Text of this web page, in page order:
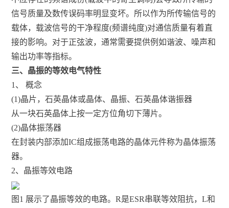
信号质量及数传误码率明显变坏。所以作为所传输信号的
载体，载波信号的干净程度(频谱纯度)对通信质量有着直
接的影响。对于正弦波，通常需要提供例如谐波、噪声和
输出功率等指标。
三、晶振的等效电气特性
1、 概念
(1)晶片，石英晶体或晶体、晶振、石英晶体谐振器
从一块石英晶体上按一定方位角切下薄片。
(2)晶体振荡器
在封装内部添加IC组成振荡电路的晶体元件称为晶体振荡
器。
2、晶振等效电路
图1 展示了晶振等效的电路。R是ESR串联等效阻抗，L和